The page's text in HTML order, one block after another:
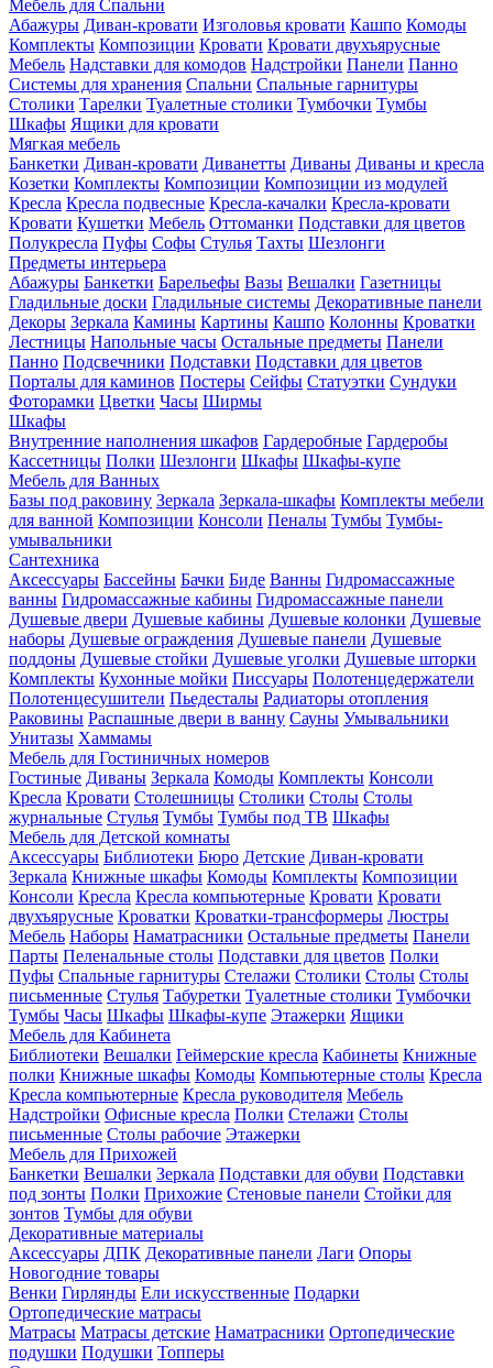
Мебель для Спальни
Абажуры Диван-кровати Изголовья кровати Кашпо Комоды
Комплекты Композиции Кровати Кровати двухъярусные
Мебель Надставки для комодов Надстройки Панели Панно
Системы для хранения Спальни Спальные гарнитуры
Столики Тарелки Туалетные столики Тумбочки Тумбы
Шкафы Ящики для кровати
Мягкая мебель
Банкетки Диван-кровати Диванетты Диваны Диваны и кресла
Козетки Комплекты Композиции Композиции из модулей
Кресла Кресла подвесные Кресла-качалки Кресла-кровати
Кровати Кушетки Мебель Оттоманки Подставки для цветов
Полукресла Пуфы Софы Стулья Тахты Шезлонги
Предметы интерьера
Абажуры Банкетки Барельефы Вазы Вешалки Газетницы
Гладильные доски Гладильные системы Декоративные панели
Декоры Зеркала Камины Картины Кашпо Колонны Кроватки
Лестницы Напольные часы Остальные предметы Панели
Панно Подсвечники Подставки Подставки для цветов
Порталы для каминов Постеры Сейфы Статуэтки Сундуки
Фоторамки Цветки Часы Ширмы
Шкафы
Внутренние наполнения шкафов Гардеробные Гардеробы
Кассетницы Полки Шезлонги Шкафы Шкафы-купе
Мебель для Ванных
Базы под раковину Зеркала Зеркала-шкафы Комплекты мебели
для ванной Композиции Консоли Пеналы Тумбы Тумбы-
умывальники
Сантехника
Аксессуары Бассейны Бачки Биде Ванны Гидромассажные
ванны Гидромассажные кабины Гидромассажные панели
Душевые двери Душевые кабины Душевые колонки Душевые
наборы Душевые ограждения Душевые панели Душевые
поддоны Душевые стойки Душевые уголки Душевые шторки
Комплекты Кухонные мойки Писсуары Полотенцедержатели
Полотенцесушители Пьедесталы Радиаторы отопления
Раковины Распашные двери в ванну Сауны Умывальники
Унитазы Хаммамы
Мебель для Гостиничных номеров
Гостиные Диваны Зеркала Комоды Комплекты Консоли
Кресла Кровати Столешницы Столики Столы Столы
журнальные Стулья Тумбы Тумбы под ТВ Шкафы
Мебель для Детской комнаты
Аксессуары Библиотеки Бюро Детские Диван-кровати
Зеркала Книжные шкафы Комоды Комплекты Композиции
Консоли Кресла Кресла компьютерные Кровати Кровати
двухъярусные Кроватки Кроватки-трансформеры Люстры
Мебель Наборы Наматрасники Остальные предметы Панели
Парты Пеленальные столы Подставки для цветов Полки
Пуфы Спальные гарнитуры Стелажи Столики Столы Столы
письменные Стулья Табуретки Туалетные столики Тумбочки
Тумбы Часы Шкафы Шкафы-купе Этажерки Ящики
Мебель для Кабинета
Библиотеки Вешалки Геймерские кресла Кабинеты Книжные
полки Книжные шкафы Комоды Компьютерные столы Кресла
Кресла компьютерные Кресла руководителя Мебель
Надстройки Офисные кресла Полки Стелажи Столы
письменные Столы рабочие Этажерки
Мебель для Прихожей
Банкетки Вешалки Зеркала Подставки для обуви Подставки
под зонты Полки Прихожие Стеновые панели Стойки для
зонтов Тумбы для обуви
Декоративные материалы
Аксессуары ДПК Декоративные панели Лаги Опоры
Новогодние товары
Венки Гирлянды Ели искусственные Подарки
Ортопедические матрасы
Матрасы Матрасы детские Наматрасники Ортопедические
подушки Подушки Топперы